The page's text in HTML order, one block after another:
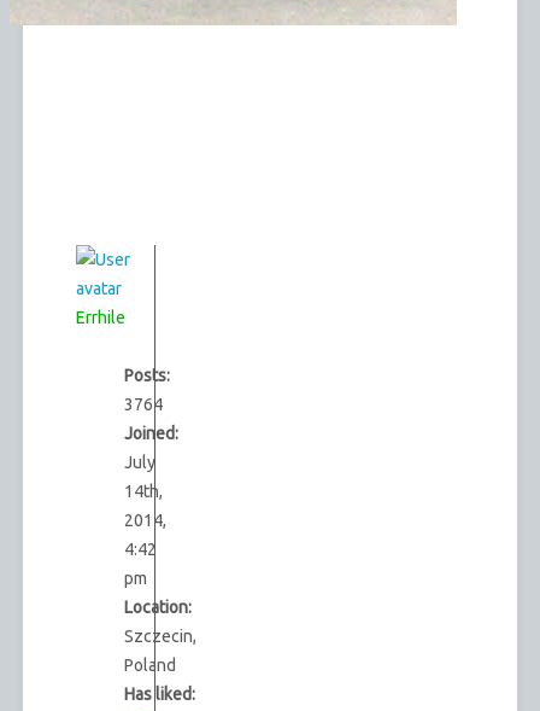
Errhile
Posts:
3764
Joined:
July
14th,
2014,
4:42
pm
Location:
Szczecin,
Poland
Has liked: